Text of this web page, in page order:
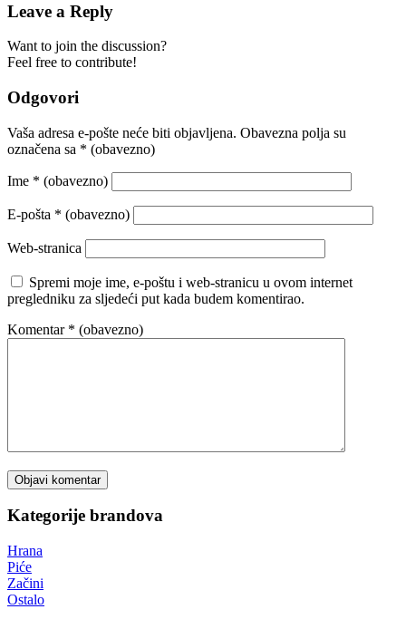
Leave a Reply
Want to join the discussion?
Feel free to contribute!
Odgovori
Vaša adresa e-pošte neće biti objavljena. Obavezna polja su
označena sa * (obavezno)
Ime * (obavezno)
E-pošta * (obavezno)
Web-stranica
Spremi moje ime, e-poštu i web-stranicu u ovom internet
pregledniku za sljedeći put kada budem komentirao.
Komentar * (obavezno)
Kategorije brandova
Hrana
Piće
Začini
Ostalo